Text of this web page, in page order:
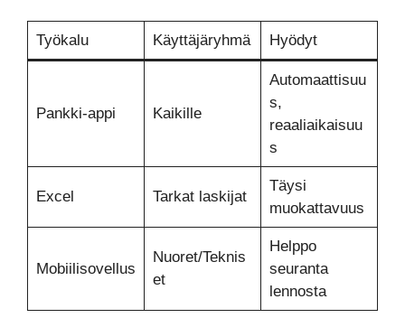
Työkalu Käyttäjäryhmä Hyödyt
Pankki-appi Kaikille
Automaattisuu
s,
reaaliaikaisuu
s
Excel Tarkat laskijat
Täysi
muokattavuus
Mobiilisovellus
Nuoret/Teknis
et
Helppo
seuranta
lennosta